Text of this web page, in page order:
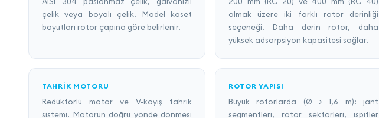
çelik veya boyalı çelik. Model kaset
boyutları rotor çapına göre belirlenir.
olmak üzere iki farklı rotor derinliği
seçeneği. Daha derin rotor, daha
yüksek adsorpsiyon kapasitesi sağlar.
TAHRIK MOTORU
Redüktörlü motor ve V-kayış tahrik
sistemi. Motorun doğru yönde dönmesi
ROTOR YAPISI
Büyük rotorlarda (Ø > 1,6 m): jant
segmentleri, rotor sektörleri, ispitler